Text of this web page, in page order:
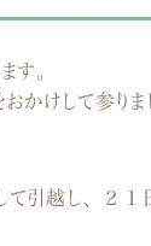
す。
かけして参りま
引越し、２１